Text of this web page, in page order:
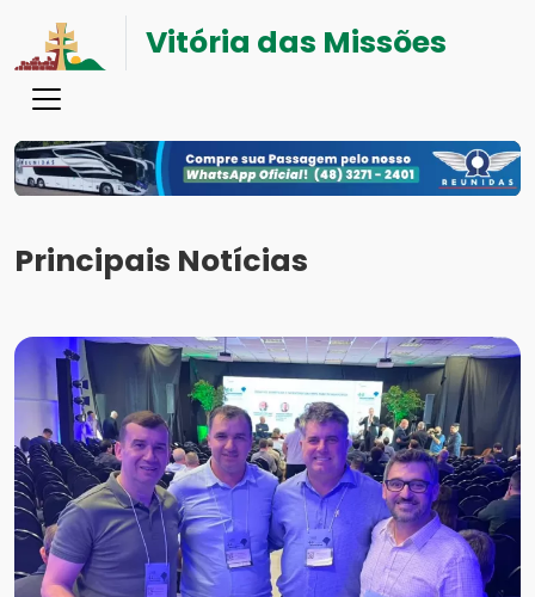
Vitória das Missões
Principais Notícias